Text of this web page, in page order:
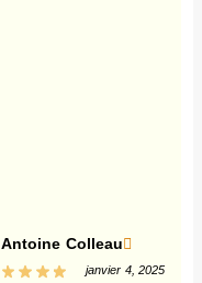
Antoine Colleau
janvier 4, 2025